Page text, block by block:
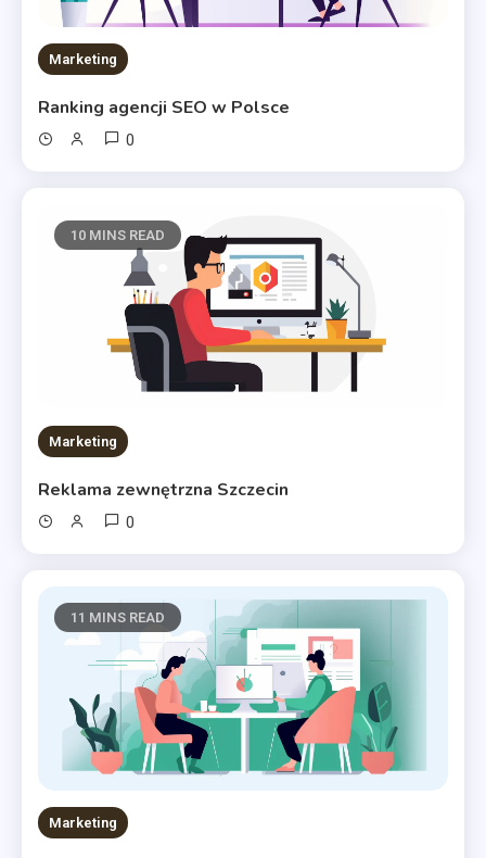
Marketing
Ranking agencji SEO w Polsce
0
10 MINS READ
Marketing
Reklama zewnętrzna Szczecin
0
11 MINS READ
Marketing